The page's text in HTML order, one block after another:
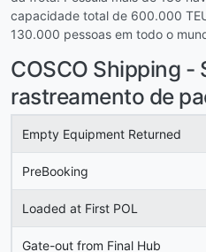
capacidade total de 600.000
130.000 pessoas em todo o
COSCO Shipping -
rastreamento de
Empty Equipment Returned
PreBooking
Loaded at First POL
Gate-out from Final Hub